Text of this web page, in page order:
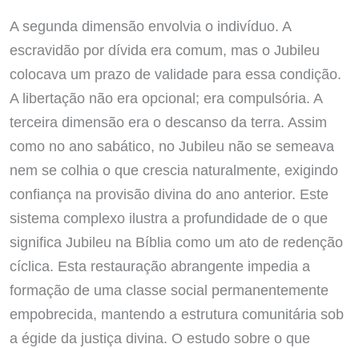
A segunda dimensão envolvia o indivíduo. A
escravidão por dívida era comum, mas o Jubileu
colocava um prazo de validade para essa condição.
A libertação não era opcional; era compulsória. A
terceira dimensão era o descanso da terra. Assim
como no ano sabático, no Jubileu não se semeava
nem se colhia o que crescia naturalmente, exigindo
confiança na provisão divina do ano anterior. Este
sistema complexo ilustra a profundidade de o que
significa Jubileu na Bíblia como um ato de redenção
cíclica. Esta restauração abrangente impedia a
formação de uma classe social permanentemente
empobrecida, mantendo a estrutura comunitária sob
a égide da justiça divina. O estudo sobre o que